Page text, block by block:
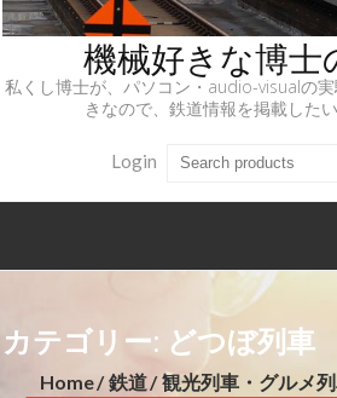
機械好きな博士
私くし博士が、パソコン・audio-visualの
きなので、鉄道情報を掲載した
Login
Home 鉄道
観光列車・グルメ